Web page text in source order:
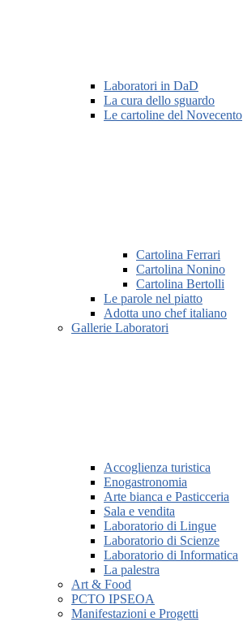
Laboratori in DaD
La cura dello sguardo
Le cartoline del Novecento
Cartolina Ferrari
Cartolina Nonino
Cartolina Bertolli
Le parole nel piatto
Adotta uno chef italiano
Gallerie Laboratori
Accoglienza turistica
Enogastronomia
Arte bianca e Pasticceria
Sala e vendita
Laboratorio di Lingue
Laboratorio di Scienze
Laboratorio di Informatica
La palestra
Art & Food
PCTO IPSEOA
Manifestazioni e Progetti